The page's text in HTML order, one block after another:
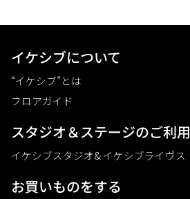
イケシブについて
“イケシブ”とは
フロアガイド
スタジオ＆ステージのご利⽤
イケシブスタジオ& イケシブライヴス
お買いものをする